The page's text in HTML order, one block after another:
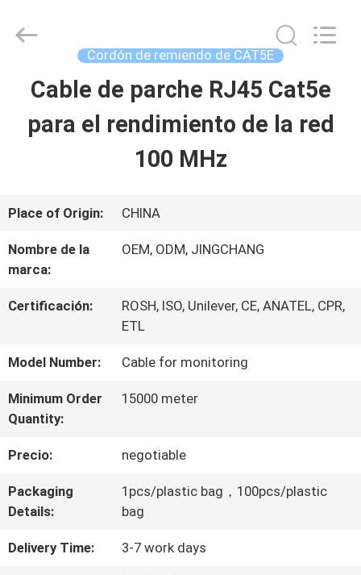
HOGAR
VIDEOS
SOBRE
NOSOTROS
VIAJE
DE
LA
FÁBRICA
CONTROL
DE
Cable
Industry
Cordón de remiendo de CAT5E
Cable de parche RJ45 Cat5e
para el rendimiento de la red
100 MHz
Place of Origin: CHINA
Nombre de la
marca:
OEM, ODM, JINGCHANG
Certificación:
ROSH, ISO, Unilever, CE, ANATEL, CPR,
ETL
Model Number: Cable for monitoring
Minimum Order
Quantity:
15000 meter
Precio: negotiable
Packaging
Details:
1pcs/plastic bag，100pcs/plastic
bag
Delivery Time: 3-7 work days